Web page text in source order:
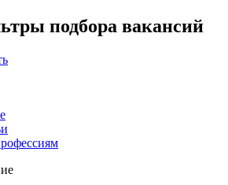
подбора вакансий